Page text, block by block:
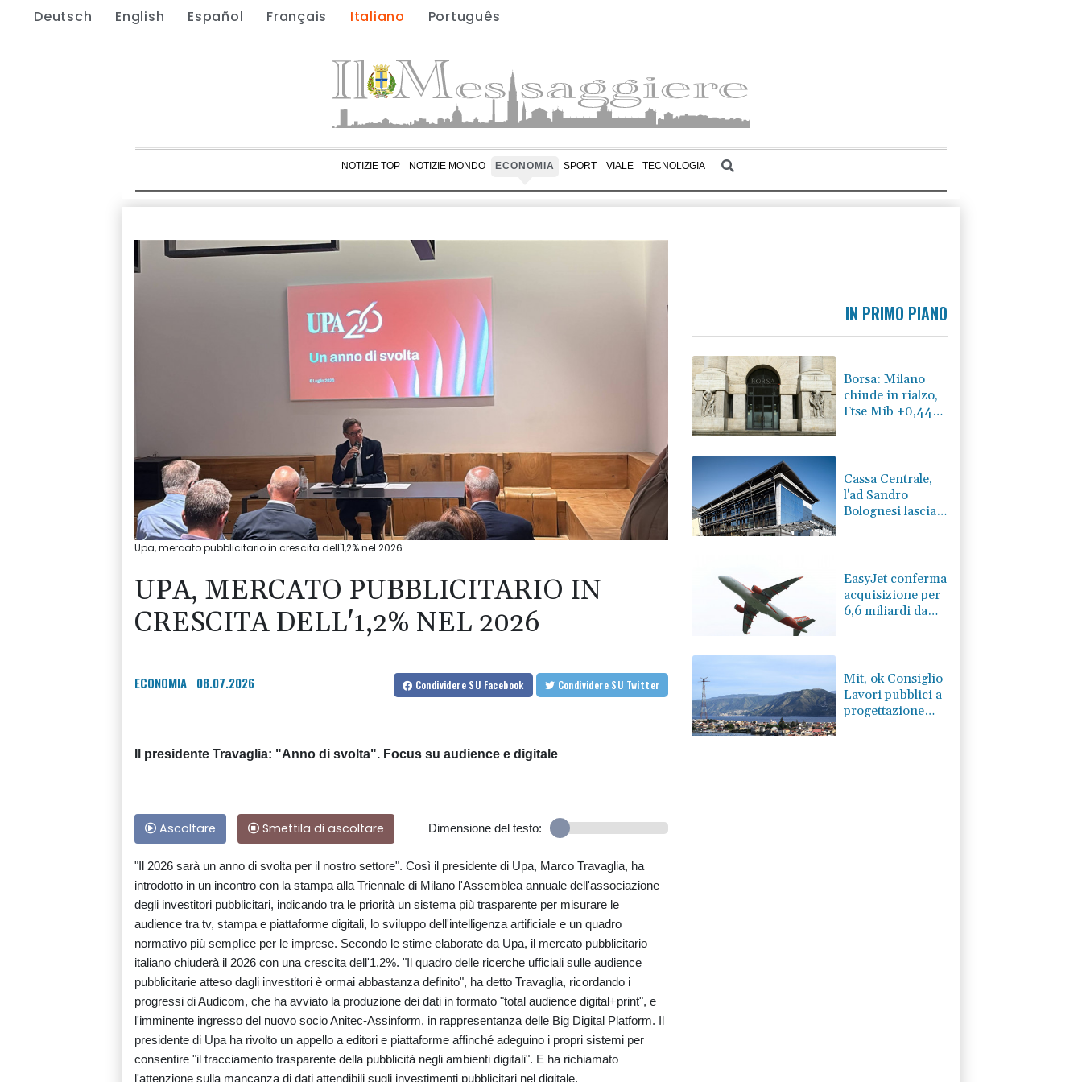
Deutsch English Español Français Italiano Português
NOTIZIE TOP NOTIZIE MONDO ECONOMIA SPORT VIALE TECNOLOGIA
Upa, mercato pubblicitario in crescita dell'1,2% nel 2026
UPA, MERCATO PUBBLICITARIO IN
CRESCITA DELL'1,2% NEL 2026
ECONOMIA 08.07.2026 Condividere SU Facebook Condividere SU Twitter
Il presidente Travaglia: "Anno di svolta". Focus su audience e digitale
Ascoltare Smettila di ascoltare Dimensione del testo:
"Il 2026 sarà un anno di svolta per il nostro settore". Così il presidente di Upa, Marco Travaglia, ha
introdotto in un incontro con la stampa alla Triennale di Milano l'Assemblea annuale dell'associazione
degli investitori pubblicitari, indicando tra le priorità un sistema più trasparente per misurare le
audience tra tv, stampa e piattaforme digitali, lo sviluppo dell'intelligenza artificiale e un quadro
normativo più semplice per le imprese. Secondo le stime elaborate da Upa, il mercato pubblicitario
italiano chiuderà il 2026 con una crescita dell'1,2%. "Il quadro delle ricerche ufficiali sulle audience
pubblicitarie atteso dagli investitori è ormai abbastanza definito", ha detto Travaglia, ricordando i
progressi di Audicom, che ha avviato la produzione dei dati in formato "total audience digital+print", e
l'imminente ingresso del nuovo socio Anitec-Assinform, in rappresentanza delle Big Digital Platform. Il
presidente di Upa ha rivolto un appello a editori e piattaforme affinché adeguino i propri sistemi per
consentire "il tracciamento trasparente della pubblicità negli ambienti digitali". E ha richiamato
l'attenzione sulla mancanza di dati attendibili sugli investimenti pubblicitari nel digitale.
IN PRIMO PIANO
Borsa: Milano
chiude in rialzo,
Ftse Mib +0,44%.
Cassa Centrale,
l'ad Sandro
Bolognesi lascia,
EasyJet conferma
acquisizione per
6,6 miliardi da
Mit, ok Consiglio
Lavori pubblici a
progettazione